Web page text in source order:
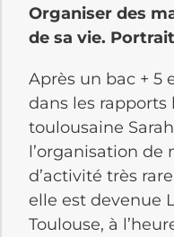
Organiser des
de sa vie. Portrait
Après un bac + 5
dans les
toulousaine
l’organisation de
d’activité très
elle est devenue
Toulouse, à